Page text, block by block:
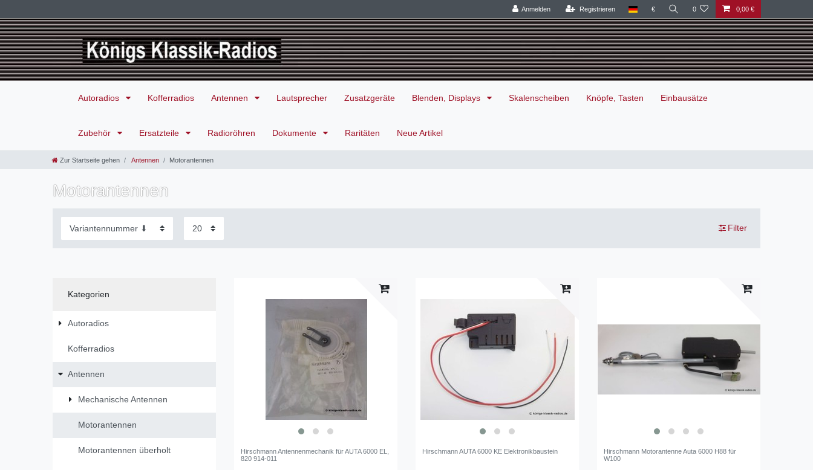
Anmelden Registrieren € 0 0,00 €
Autoradios Kofferradios Antennen Lautsprecher Zusatzgeräte Blenden, Displays Skalenscheiben Knöpfe, Tasten Einbausätze
Zubehör Ersatzteile Radioröhren Dokumente Raritäten Neue Artikel
Zur Startseite gehen Antennen Motorantennen
Motorantennen
Filter
Kategorien
Autoradios
Kofferradios
Antennen
Mechanische Antennen
Motorantennen
Motorantennen überholt
Hirschmann Antennenmechanik für AUTA 6000 EL,
820 914-011
Hirschmann AUTA 6000 KE Elektronikbaustein
Hirschmann Motorantenne Auta 6000 H88 für
W100